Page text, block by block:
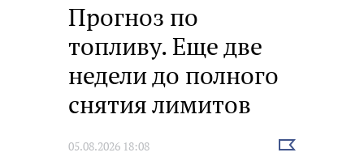
Прогноз по
топливу. Еще две
недели до полного
снятия лимитов
05.08.2026 18:08
Выбрать